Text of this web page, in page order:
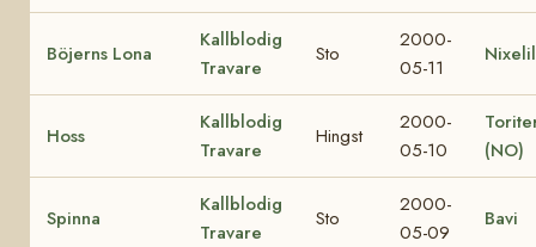
Böjerns Lona
Kallblodig
Travare
Sto
2000-
05-11
Hoss
Kallblodig
Travare
Hingst
2000-
05-10
(NO)
Spinna
Kallblodig
Travare
Sto
2000-
05-09
Bavi